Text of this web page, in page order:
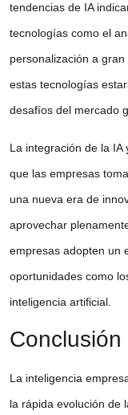
tendencias de IA
tecnologías como el
personalización a
estas tecnologías
desafíos del mercado
La integración de la
que las empresas
una nueva era de
aprovechar
empresas adopten un
oportunidades como
inteligencia artificial.
Conclusión
La inteligencia
la rápida evolución de